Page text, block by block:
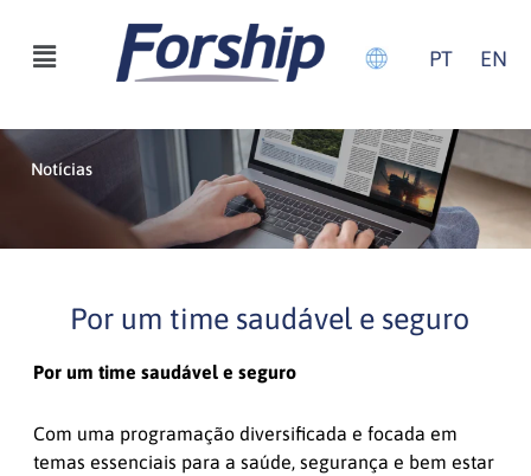
paraMenu PT EN
Notícias
Por um time saudável e seguro
Por um time saudável e seguro
Com uma programação diversificada e focada em
temas essenciais para a saúde, segurança e bem estar